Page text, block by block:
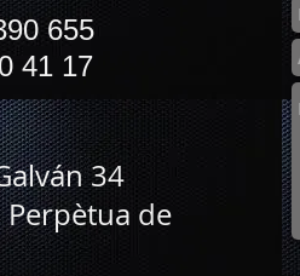
655
41 17
34
Perpètua de